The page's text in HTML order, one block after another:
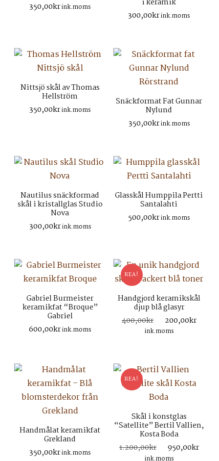
350,00krink.moms
i keramik
300,00krink.moms
Nittsjö skål av Thomas
Hellström
350,00krink.moms
Snäckformat Fat Gunnar
Nylund
350,00krink.moms
Nautilus snäckformad
skål i kristallglas Studio
Nova
300,00krink.moms
Glasskål Humppila Pertti
Santalahti
500,00krink.moms
Gabriel Burmeister
keramikfat “Broque”
Gabriel
600,00krink.moms
REA!
Handgjord keramikskål
djup blå glasyr
400,00kr
Det
ursprungliga
200,00kr
ink.moms
Handmålat keramikfat
Grekland
350,00krink.moms
REA!
Skål i konstglas
“Satellite” Bertil Vallien,
Kosta Boda
1.200,00kr
Det
ursprungliga
950,00kr
ink.moms